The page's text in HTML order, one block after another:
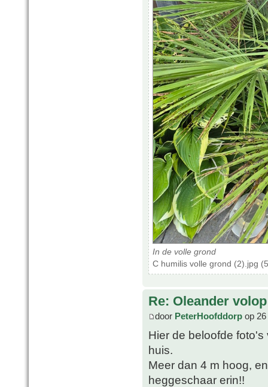
In de volle grond
C humilis volle grond (2).jpg
Re: Oleander
door PeterHoofddorp op
Hier de beloofde
huis.
Meer dan 4 m hoog,
heggeschaar erin!!